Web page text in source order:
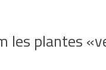
les plantes